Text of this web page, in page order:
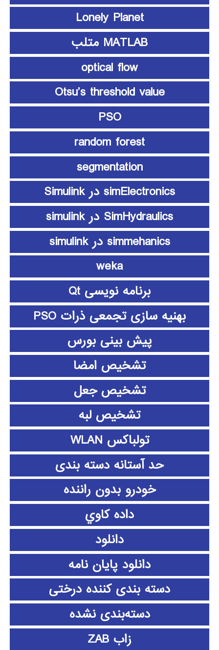
Lonely Planet
MATLAB متلب
optical flow
Otsu’s threshold value
PSO
random forest
segmentation
simElectronics در Simulink
SimHydraulics در simulink
simmehanics در simulink
weka
برنامه نویسی Qt
بهنیه سازی تجمعی ذرات PSO
پیش بینی بورس
تشخیص امضا
تشخیص جعل
تشخیص لبه
تولباکس WLAN
حد آستانه دسته بندی
خودرو بدون راننده
داده كاوي
دانلود
دانلود پايان نامه
دسته بندی کننده درختی
دسته‌بندی نشده
زاب ZAB